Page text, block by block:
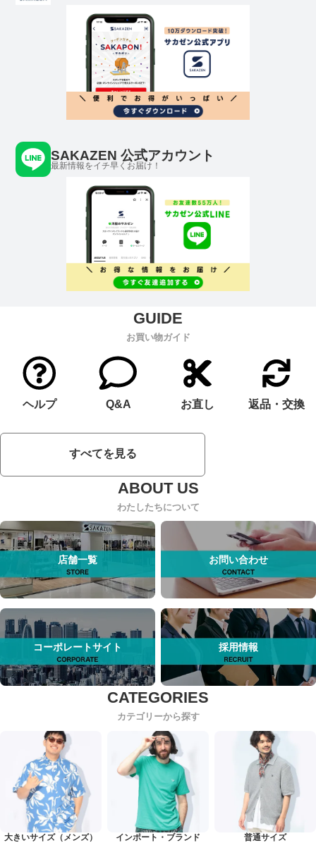
SAKAZEN 公式アカウント
最新情報をイチ早くお届け！
お買い物ガイド
ヘルプ Q&A お直し 返品・交換
すべてを見る
わたしたちについて
店舗一覧 お問い合わせ
コーポレートサイト 採用情報
カテゴリーから探す
大きいサイズ（メンズ） インポート・ブランド 普通サイズ